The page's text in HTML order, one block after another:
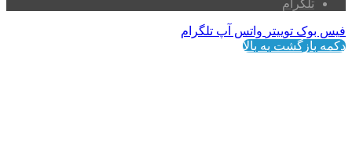
توییتر واتس آپ
تلگرام
به بالا